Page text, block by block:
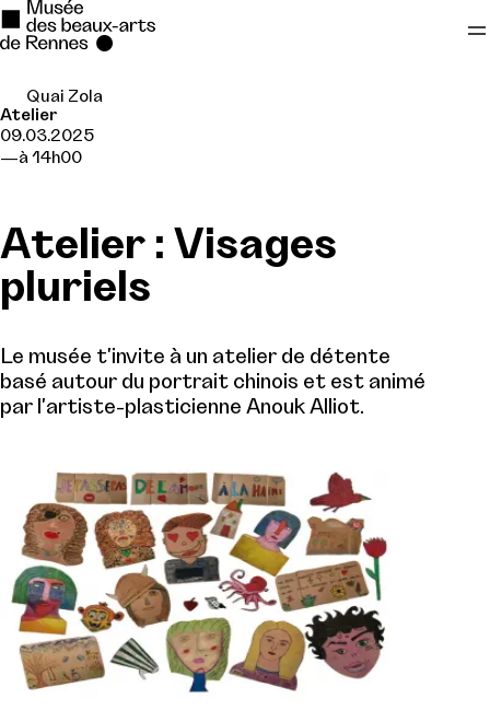
Se rendre au
Contenu principal
Quai Zola
Atelier
09.03.2025
à 14h00
Atelier : Visages
pluriels
Le musée t'invite à un atelier de détente
basé autour du portrait chinois et est animé
par l'artiste-plasticienne Anouk Alliot.